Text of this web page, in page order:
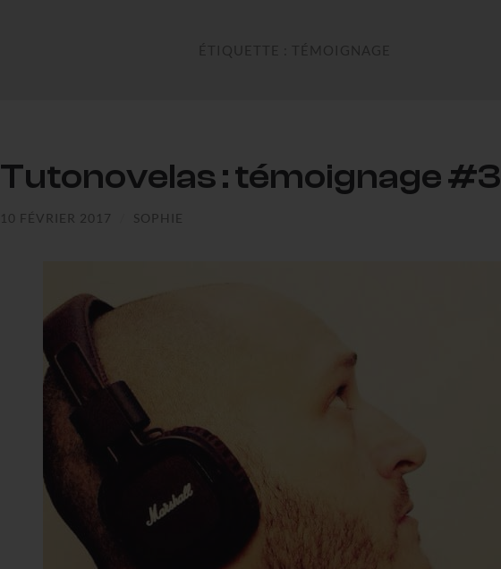
Tutonovelas : témoignage #3
10 FÉVRIER 2017 SOPHIE